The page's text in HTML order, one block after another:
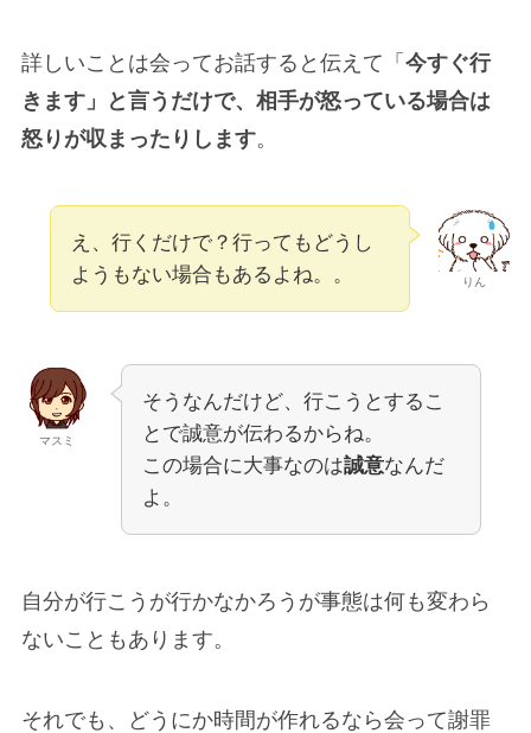
詳しいことは会ってお話すると伝えて「 今すぐ行
きます」と言うだけで、相手が怒っている場合は
怒りが収まったりします。
りん
え、行くだけで？行ってもどうし
ようもない場合もあるよね。。
マスミ
そうなんだけど、行こうとするこ
とで誠意が伝わるからね。
この場合に大事なのは誠意なんだ
よ。
自分が行こうが行かなかろうが事態は何も変わら
ないこともあります。
それでも、どうにか時間が作れるなら会って謝罪